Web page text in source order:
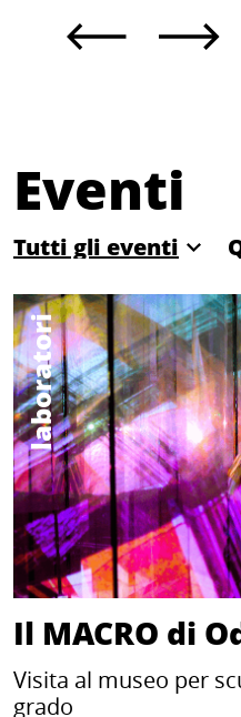
Eventi
laboratori
Il MACRO di
Visita al museo per
grado